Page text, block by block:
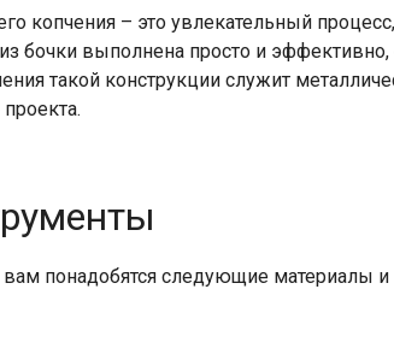
копчения – это увлекательный
бочки выполнена просто и
такой конструкции служит
понадобятся следующие материалы и